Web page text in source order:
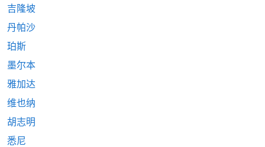
吉隆坡
丹帕沙
珀斯
墨尔本
雅加达
维也纳
胡志明
悉尼